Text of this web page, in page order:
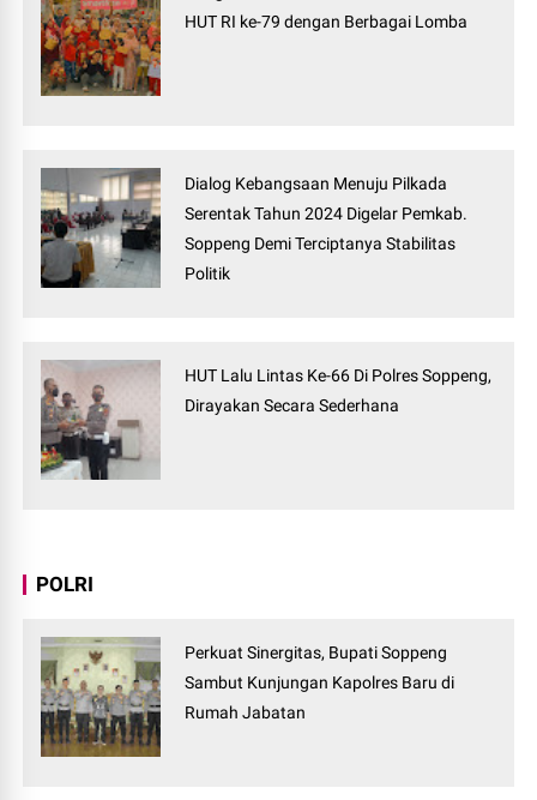
HUT RI ke-79 dengan Berbagai Lomba
Dialog Kebangsaan Menuju Pilkada
Serentak Tahun 2024 Digelar Pemkab.
Soppeng Demi Terciptanya Stabilitas
Politik
HUT Lalu Lintas Ke-66 Di Polres Soppeng,
Dirayakan Secara Sederhana
POLRI
Perkuat Sinergitas, Bupati Soppeng
Sambut Kunjungan Kapolres Baru di
Rumah Jabatan